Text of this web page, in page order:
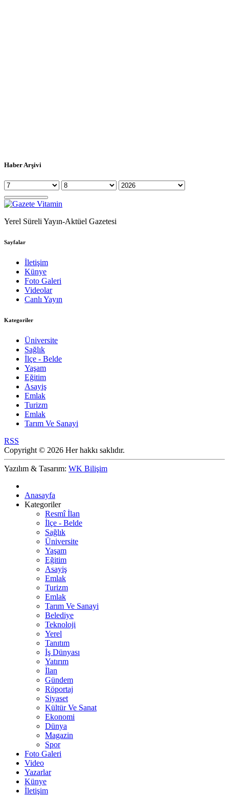
Haber Arşivi
Yerel Süreli Yayın-Aktüel Gazetesi
Sayfalar
İletişim
Künye
Foto Galeri
Videolar
Canlı Yayın
Kategoriler
Üniversite
Sağlık
İlçe - Belde
Yaşam
Eğitim
Asayiş
Emlak
Turizm
Emlak
Tarım Ve Sanayi
RSS
Copyright © 2026 Her hakkı saklıdır.
Yazılım & Tasarım: WK Bilişim
Anasayfa
Kategoriler
Resmî İlan
İlçe - Belde
Sağlık
Üniversite
Yaşam
Eğitim
Asayiş
Emlak
Turizm
Emlak
Tarım Ve Sanayi
Belediye
Teknoloji
Yerel
Tanıtım
İş Dünyası
Yatırım
İlan
Gündem
Röportaj
Siyaset
Kültür Ve Sanat
Ekonomi
Dünya
Magazin
Spor
Foto Galeri
Video
Yazarlar
Künye
İletişim